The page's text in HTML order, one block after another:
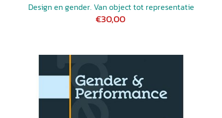
Design en gender. Van object tot representatie
€30,00